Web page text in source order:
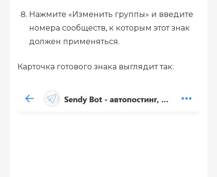
Нажмите «Изменить группы» и введите
номера сообществ, к которым этот знак
должен применяться.
Карточка готового знака выглядит так: